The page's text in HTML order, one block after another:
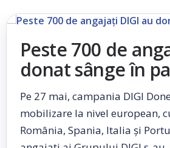
Peste 700 de
donat sânge în
Pe 27 mai, campania DIGI
mobilizare la nivel european,
România, Spania, Italia și